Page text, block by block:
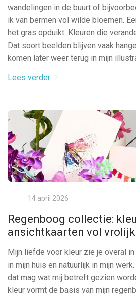
wandelingen in de buurt of
ik van bermen vol wilde bloemen.
het gras opduikt. Kleuren die
Dat soort beelden blijven vaak
komen later weer terug in mijn
Lees verder
14 april 2026
Regenboog collectie:
ansichtkaarten vol
Mijn liefde voor kleur zie je overal in
in mijn huis en natuurlijk in mijn
dat mag wat mij betreft gezien
kleur vormt de basis van mijn